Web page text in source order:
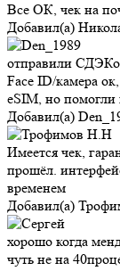
Все ОК, чек на
Добавил(а)
отправили
Face ID/камера
eSIM, но помогли
Добавил(а)
Имеется чек,
прошёл.
временем
Добавил(а)
хорошо когда
чуть не на